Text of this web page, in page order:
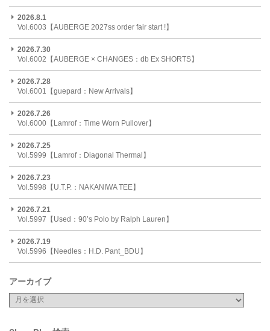
2026.8.1
Vol.6003【AUBERGE 2027ss order fair start !】
2026.7.30
Vol.6002【AUBERGE × CHANGES：db Ex SHORTS】
2026.7.28
Vol.6001【guepard：New Arrivals】
2026.7.26
Vol.6000【Lamrof：Time Worn Pullover】
2026.7.25
Vol.5999【Lamrof：Diagonal Thermal】
2026.7.23
Vol.5998【U.T.P.：NAKANIWA TEE】
2026.7.21
Vol.5997【Used：90’s Polo by Ralph Lauren】
2026.7.19
Vol.5996【Needles：H.D. Pant_BDU】
アーカイブ